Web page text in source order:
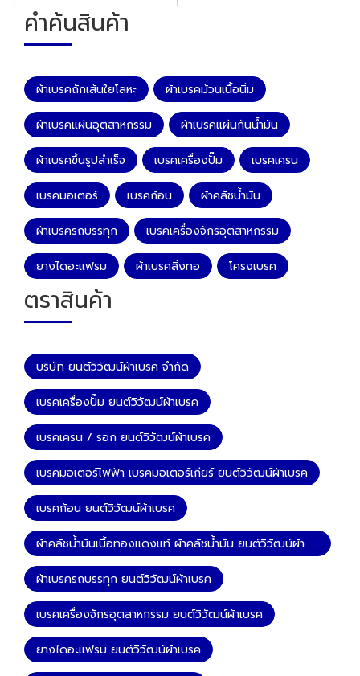
คำค้นสินค้า
ผ้าเบรคถักเส้นใยโลหะ ผ้าเบรคม้วนเนื้อนิ่ม
ผ้าเบรคแผ่นอุตสาหกรรม ผ้าเบรคแผ่นกันน้ำมัน
ผ้าเบรคขึ้นรูปสำเร็จ เบรคเครื่องปั๊ม เบรคเครน
เบรคมอเตอร์ เบรคก้อน ผ้าคลัชน้ำมัน
ผ้าเบรครถบรรทุก เบรคเครื่องจักรอุตสาหกรรม
ยางไดอะแฟรม ผ้าเบรคสิ่งทอ โครงเบรค
ตราสินค้า
บริษัท ยนต์วิวัฒน์ผ้าเบรค จำกัด
เบรคเครื่องปั๊ม ยนต์วิวัฒน์ผ้าเบรค
เบรคเครน / รอก ยนต์วิวัฒน์ผ้าเบรค
เบรคมอเตอร์ไฟฟ้า เบรคมอเตอร์เกียร์ ยนต์วิวัฒน์ผ้าเบรค
เบรคก้อน ยนต์วิวัฒน์ผ้าเบรค
ผ้าคลัชน้ำมันเนื้อทองแดงแท้ ผ้าคลัชน้ำมัน ยนต์วิวัฒน์ผ้า
เบรค
ผ้าเบรครถบรรทุก ยนต์วิวัฒน์ผ้าเบรค
เบรคเครื่องจักรอุตสาหกรรม ยนต์วิวัฒน์ผ้าเบรค
ยางไดอะแฟรม ยนต์วิวัฒน์ผ้าเบรค